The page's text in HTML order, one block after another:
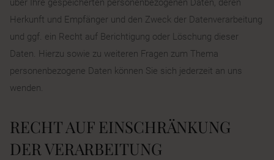
über Ihre gespeicherten personenbezogenen Daten, deren
Herkunft und Empfänger und den Zweck der Datenverarbeitung
und ggf. ein Recht auf Berichtigung oder Löschung dieser
Daten. Hierzu sowie zu weiteren Fragen zum Thema
personenbezogene Daten können Sie sich jederzeit an uns
wenden.
RECHT AUF EINSCHRÄNKUNG
DER VERARBEITUNG